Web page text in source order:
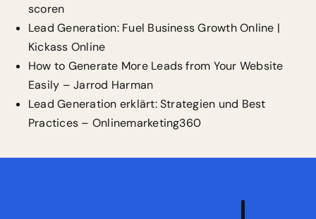
scoren
Lead Generation: Fuel Business Growth Online |
Kickass Online
How to Generate More Leads from Your Website
Easily – Jarrod Harman
Lead Generation erklärt: Strategien und Best
Practices – Onlinemarketing360